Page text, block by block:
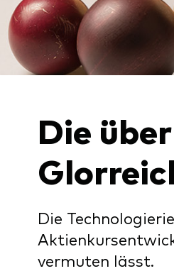
Die
Die
vermuten lässt.